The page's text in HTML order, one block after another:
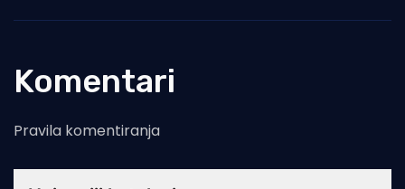
Komentari
Pravila komentiranja